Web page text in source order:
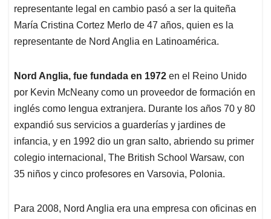
representante legal en cambio pasó a ser la quiteña
María Cristina Cortez Merlo de 47 años, quien es la
representante de Nord Anglia en Latinoamérica.
Nord Anglia, fue fundada en 1972 en el Reino Unido
por Kevin McNeany como un proveedor de formación en
inglés como lengua extranjera. Durante los años 70 y 80
expandió sus servicios a guarderías y jardines de
infancia, y en 1992 dio un gran salto, abriendo su primer
colegio internacional, The British School Warsaw, con
35 niños y cinco profesores en Varsovia, Polonia.
Para 2008, Nord Anglia era una empresa con oficinas en